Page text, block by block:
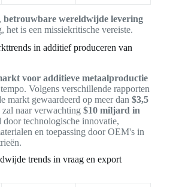
betrouwbare wereldwijde levering
het is een missiekritische vereiste.
in additief produceren van
voor additieve metaalproductie
Volgens verschillende rapporten
markt gewaardeerd op meer dan $3,5
naar verwachting $10 miljard in
door technologische innovatie,
en toepassing door OEM's in
trends in vraag en export